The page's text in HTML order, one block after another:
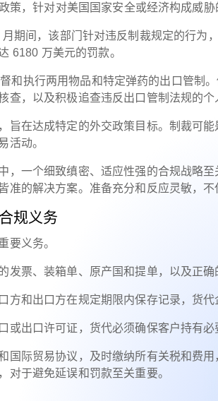
策，针对对美国国家安全或经济构成威胁
期间，该部门针对违反制裁规定的行为
6180 万美元的罚款。
和执行两用物品和特定弹药的出口管制
查，以及积极追查违反出口管制法规的个
旨在达成特定的外交政策目标。制裁可
活动。
，一个细致缜密、适应性强的合规战略
准的解决方案。准备充分和反应灵敏，不
规义务
要义务。
发票、装箱单、原产国和提单，以及正确
方和出口方在规定期限内保存记录，货代
或出口许可证，货代必须确保客户持有
国际贸易协议，及时缴纳所有关税和费
对于避免延误和罚款至关重要。